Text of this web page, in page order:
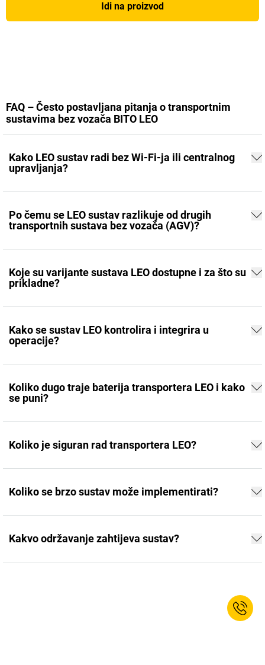
Idi na proizvod
FAQ – Često postavljana pitanja o transportnim
sustavima bez vozača BITO LEO
Kako LEO sustav radi bez Wi-Fi-ja ili centralnog
upravljanja?
Po čemu se LEO sustav razlikuje od drugih
transportnih sustava bez vozača (AGV)?
Koje su varijante sustava LEO dostupne i za što su
prikladne?
Kako se sustav LEO kontrolira i integrira u
operacije?
Koliko dugo traje baterija transportera LEO i kako
se puni?
Koliko je siguran rad transportera LEO?
Koliko se brzo sustav može implementirati?
Kakvo održavanje zahtijeva sustav?